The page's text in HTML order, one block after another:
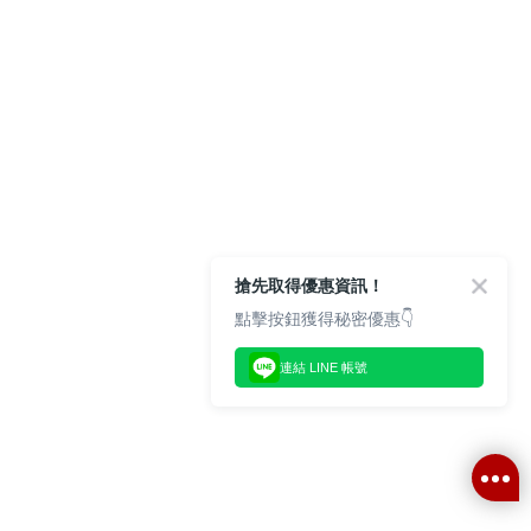
搶先取得優惠資訊！
點擊按鈕獲得秘密優惠👇
連結 LINE 帳號